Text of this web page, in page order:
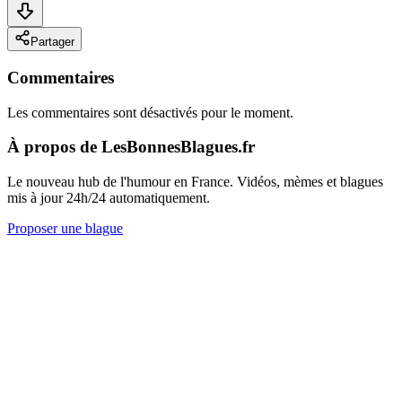
Partager
Commentaires
Les commentaires sont désactivés pour le moment.
À propos de LesBonnesBlagues.fr
Le nouveau hub de l'humour en France. Vidéos, mèmes et blagues
mis à jour 24h/24 automatiquement.
Proposer une blague